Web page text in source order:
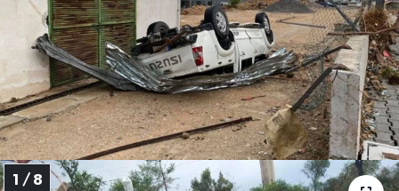
1 / 8